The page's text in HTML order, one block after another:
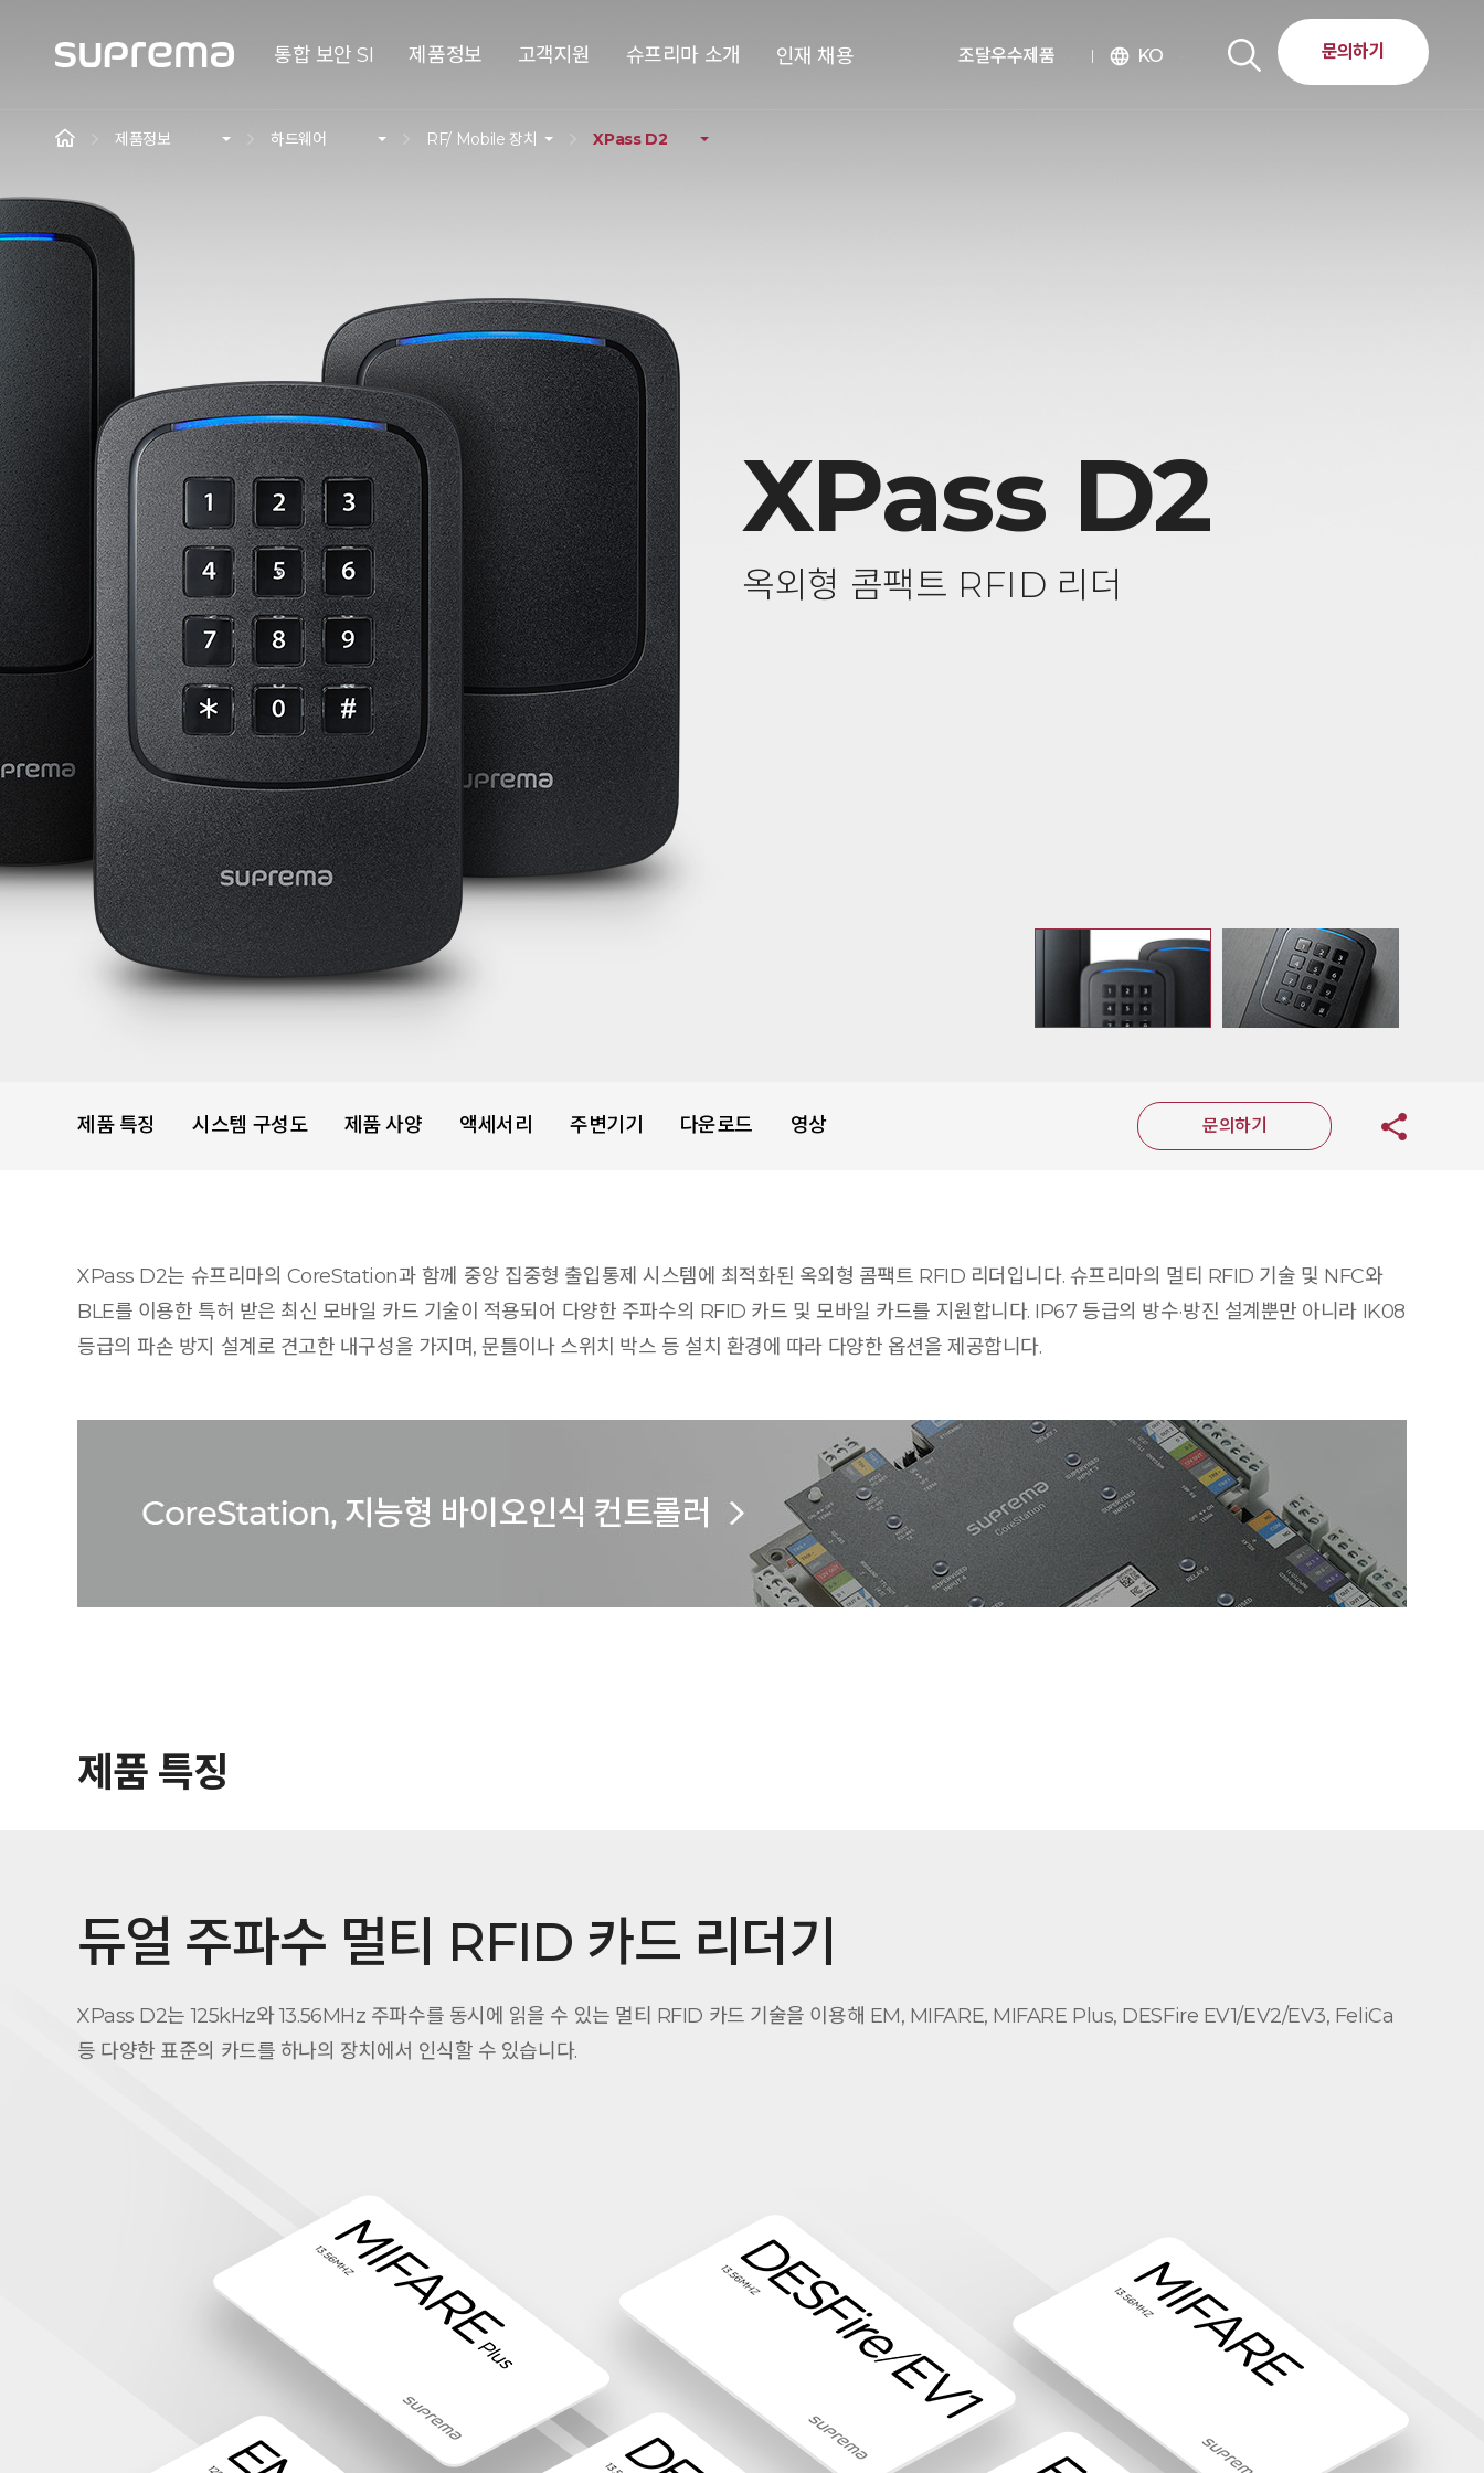
통합 보안 SI 제품정보 고객지원 슈프리마 소개 인재 채용 조달우수제품 language KO 문의하기
XPass D2
옥외형 콤팩트 RFID 리더
제품정보 하드웨어 RF/ Mobile 장치 XPass D2
제품 특징 시스템 구성도 제품 사양 액세서리 주변기기 다운로드 영상 문의하기
XPass D2는 슈프리마의 CoreStation과 함께 중앙 집중형 출입통제 시스템에 최적화된 옥외형 콤팩트 RFID 리더입니다. 슈프리마의 멀티 RFID 기술 및 NFC와
BLE를 이용한 특허 받은 최신 모바일 카드 기술이 적용되어 다양한 주파수의 RFID 카드 및 모바일 카드를 지원합니다. IP67 등급의 방수·방진 설계뿐만 아니라 IK08
등급의 파손 방지 설계로 견고한 내구성을 가지며, 문틀이나 스위치 박스 등 설치 환경에 따라 다양한 옵션을 제공합니다.
제품 특징
듀얼 주파수 멀티 RFID 카드 리더기
XPass D2는 125kHz와 13.56MHz 주파수를 동시에 읽을 수 있는 멀티 RFID 카드 기술을 이용해 EM, MIFARE, MIFARE Plus, DESFire EV1/EV2/EV3, FeliCa
등 다양한 표준의 카드를 하나의 장치에서 인식할 수 있습니다.